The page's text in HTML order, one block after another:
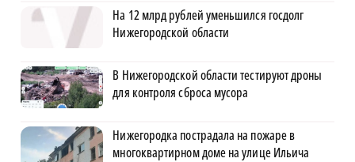
На 12 млрд рублей уменьшился госдолг
Нижегородской области
В Нижегородской области тестируют дроны
для контроля сброса мусора
Нижегородка пострадала на пожаре в
многоквартирном доме на улице Ильича